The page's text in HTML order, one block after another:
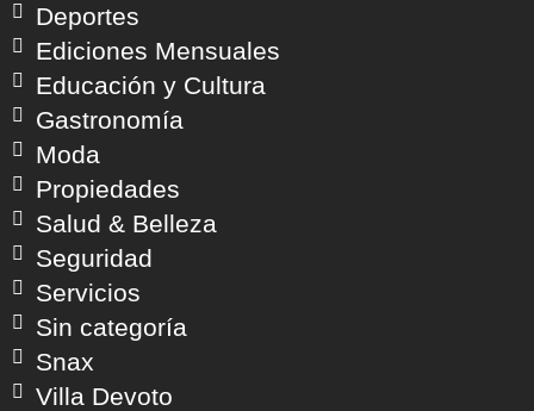
Deportes
Ediciones Mensuales
Educación y Cultura
Gastronomía
Moda
Propiedades
Salud & Belleza
Seguridad
Servicios
Sin categoría
Snax
Villa Devoto